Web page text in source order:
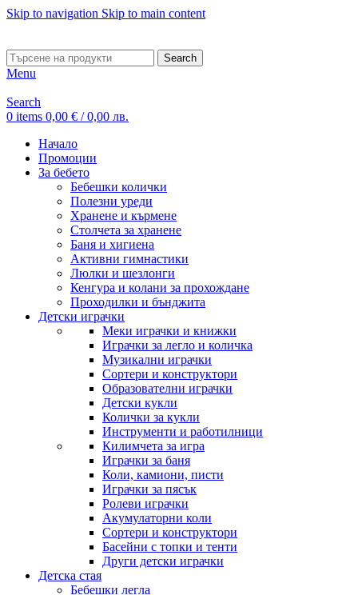
Skip to navigation Skip to main content
Search
Menu
Search
0 items 0,00 € / 0,00 лв.
Начало
Промоции
За бебето
Бебешки колички
Полезни уреди
Хранене и кърмене
Столчета за хранене
Баня и хигиена
Активни гимнастики
Люлки и шезлонги
Кенгура и колани за прохождане
Проходилки и бънджита
Детски играчки
Меки играчки и книжки
Играчки за легло и количка
Музикални играчки
Сортери и конструктори
Образователни играчки
Детски кукли
Колички за кукли
Инструменти и работилници
Килимчета за игра
Играчки за баня
Коли, камиони, писти
Играчки за пясък
Ролеви играчки
Акумулаторни коли
Сортери и конструктори
Басейни с топки и тенти
Други детски играчки
Детска стая
Бебешки легла